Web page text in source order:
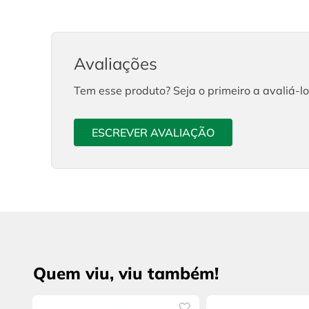
Avaliações
Tem esse produto? Seja o primeiro a avaliá-
ESCREVER AVALIAÇÃO
Quem viu, viu também!